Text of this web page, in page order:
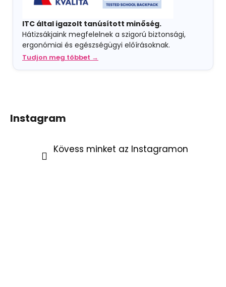
ITC által igazolt tanúsított minőség.
Hátizsákjaink megfelelnek a szigorú biztonsági,
ergonómiai és egészségügyi előírásoknak.
Tudjon meg többet →
Instagram
Kövess minket az Instagramon